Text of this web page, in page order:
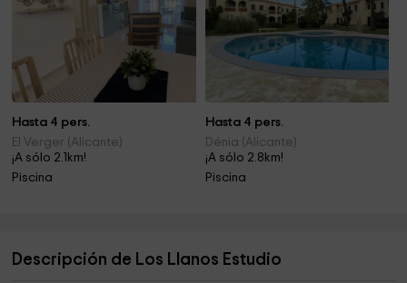
Hasta 4 pers.
El Verger (Alicante)
¡A sólo 2.1km!
Piscina
Hasta 4 pers.
Dénia (Alicante)
¡A sólo 2.8km!
Piscina
Descripción de Los Llanos Estudio